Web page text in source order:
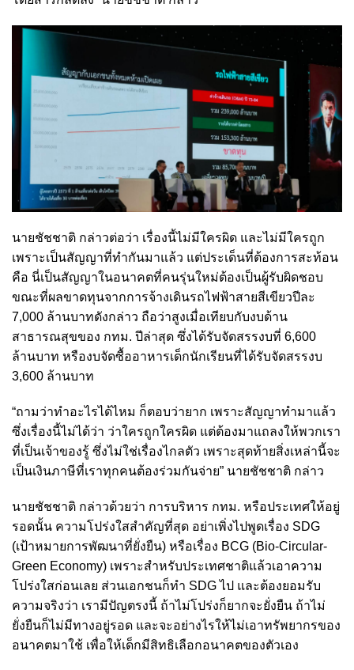
นายชัชชาติ กล่าวต่อว่า เรื่องนี้ไม่มีใครผิด และไม่มีใครถูก
เพราะเป็นสัญญาที่ทำกันมาแล้ว แต่ประเด็นที่ต้องการสะท้อน
คือ นี่เป็นสัญญาในอนาคตที่คนรุ่นใหม่ต้องเป็นผู้รับผิดชอบ
ขณะที่ผลขาดทุนจากการจ้างเดินรถไฟฟ้าสายสีเขียวปีละ
7,000 ล้านบาทดังกล่าว ถือว่าสูงเมื่อเทียบกับงบด้าน
สาธารณสุขของ กทม. ปีล่าสุด ซึ่งได้รับจัดสรรงบที่ 6,600
ล้านบาท หรืองบจัดซื้ออาหารเด็กนักเรียนที่ได้รับจัดสรรงบ
3,600 ล้านบาท
“ถามว่าทำอะไรได้ไหม ก็ตอบว่ายาก เพราะสัญญาทำมาแล้ว
ซึ่งเรื่องนี้ไม่ได้ว่า ว่าใครถูกใครผิด แต่ต้องมาแถลงให้พวกเรา
ที่เป็นเจ้าของรู้ ซึ่งไม่ใช่เรื่องไกลตัว เพราะสุดท้ายสิ่งเหล่านี้จะ
เป็นเงินภาษีที่เราทุกคนต้องร่วมกันจ่าย” นายชัชชาติ กล่าว
นายชัชชาติ กล่าวด้วยว่า การบริหาร กทม. หรือประเทศให้อยู่
รอดนั้น ความโปร่งใสสำคัญที่สุด อย่าเพิ่งไปพูดเรื่อง SDG
(เป้าหมายการพัฒนาที่ยั่งยืน) หรือเรื่อง BCG (Bio-Circular-
Green Economy) เพราะสำหรับประเทศชาติแล้วเอาความ
โปร่งใสก่อนเลย ส่วนเอกชนก็ทำ SDG ไป และต้องยอมรับ
ความจริงว่า เรามีปัญตรงนี้ ถ้าไม่โปร่งก็ยากจะยั่งยืน ถ้าไม่
ยั่งยืนก็ไม่มีทางอยู่รอด และจะอย่างไรให้ไม่เอาทรัพยากรของ
อนาคตมาใช้ เพื่อให้เด็กมีสิทธิเลือกอนาคตของตัวเอง